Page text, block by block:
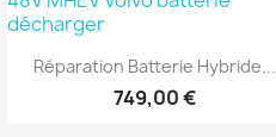
Aperçu rapide
Réparation Batterie Hybride...
749,00 €